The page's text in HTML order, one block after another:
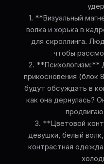
1. **Визуальный
волка и хорька в
для скроллинга.
чтобы
2. **Психологизм:**
прикосновения
будут обсуждать в
как она дернулась?
3. **Цветовой
девушки, белый
контрастная